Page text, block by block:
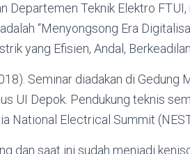
Departemen Teknik Elektro FTUI,
“Menyongsong Era
yang Efisien, Andal,
Seminar diadakan di Gedung
UI Depok. Pendukung teknis
National Electrical Summit
dan saat ini sudah menjadi